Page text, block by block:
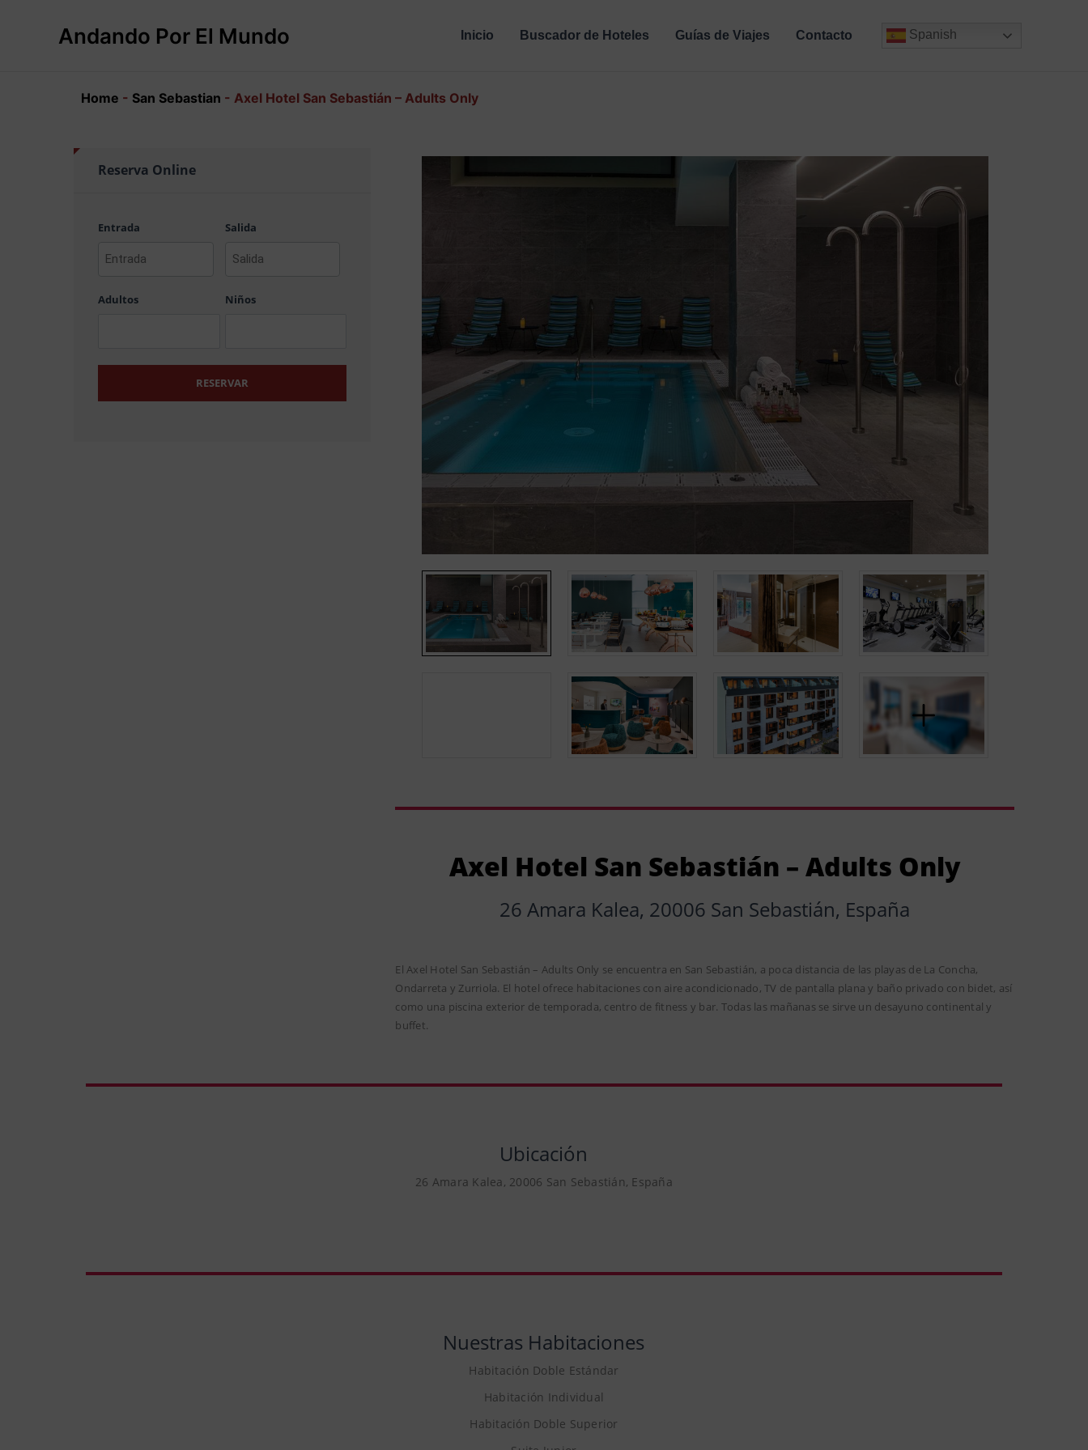
Andando Por El Mundo Inicio Buscador de Hoteles Guías de Viajes Contacto Spanish
Home - San Sebastian - Axel Hotel San Sebastián – Adults Only
Reserva Online
Entrada Salida
Adultos Niños
RESERVAR
Axel Hotel San Sebastián – Adults Only
26 Amara Kalea, 20006 San Sebastián, España
El Axel Hotel San Sebastián – Adults Only se encuentra en San Sebastián, a poca distancia de las playas de La Concha,
Ondarreta y Zurriola. El hotel ofrece habitaciones con aire acondicionado, TV de pantalla plana y baño privado con bidet, así
como una piscina exterior de temporada, centro de fitness y bar. Todas las mañanas se sirve un desayuno continental y
buffet.
Ubicación
26 Amara Kalea, 20006 San Sebastián, España
Nuestras Habitaciones
Habitación Doble Estándar
Habitación Individual
Habitación Doble Superior